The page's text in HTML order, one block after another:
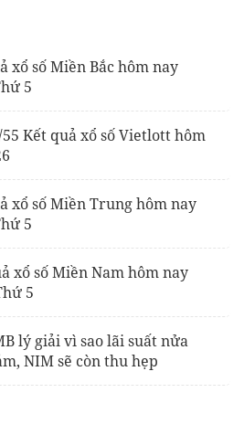
xổ số Miền Bắc hôm nay
5
Kết quả xổ số Vietlott hôm
xổ số Miền Trung hôm nay
5
xổ số Miền Nam hôm nay
5
lý giải vì sao lãi suất nửa
NIM sẽ còn thu hẹp